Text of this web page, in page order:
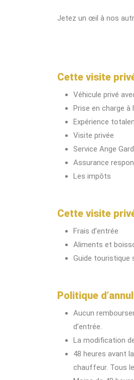
Jetez un œil à nos
Cette visite
Véhicule privé
Prise en charge à
Expérience
Visite privée
Service Ange
Assurance
Les impôts
Cette visite
Frais d’entrée
Aliments et
Guide touristique
Politique
Aucun
d’entrée.
La modification
48 heures avant
chauffeur. Tous